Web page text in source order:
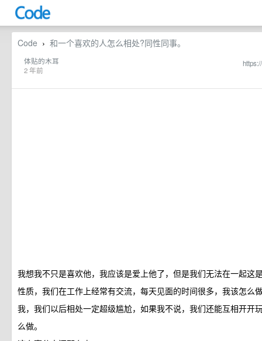
Code › 和一个喜欢的人怎么相处?同性同事。
体贴的木耳
2 年前
我想我不只是喜欢他，我应该是爱上他了，但是我们无法在一起这
性质，我们在工作上经常有交流，每天见面的时间很多，我该怎么
我，我们以后相处一定超级尴尬，如果我不说，我们还能互相开开
么做。